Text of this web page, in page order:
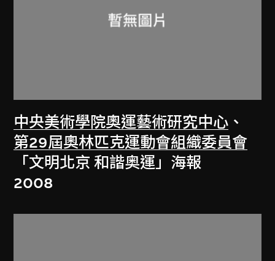
中央美術學院奧運藝術研究中心 、
第29屆奧林匹克運動會組織委員會
「文明北京 和諧奥運」海報
2008